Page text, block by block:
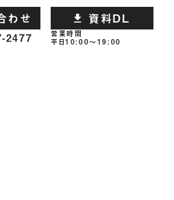
わせ
2477
資料DL
営業時間
平日10:00～19:00